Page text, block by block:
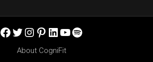
Facebook
Twitter
Instagram
Pinterest
LinkedIn
YouTube
Spotify
About CogniFit